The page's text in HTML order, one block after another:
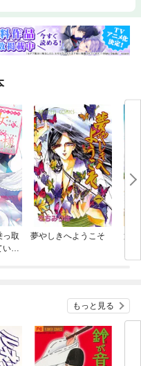
っ取
いた
夢やしきへようこそ
第
もっと見る